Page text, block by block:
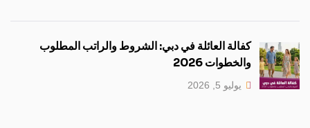
كفالة العائلة في دبي: الشروط والراتب المطلوب
والخطوات 2026
يوليو 5, 2026